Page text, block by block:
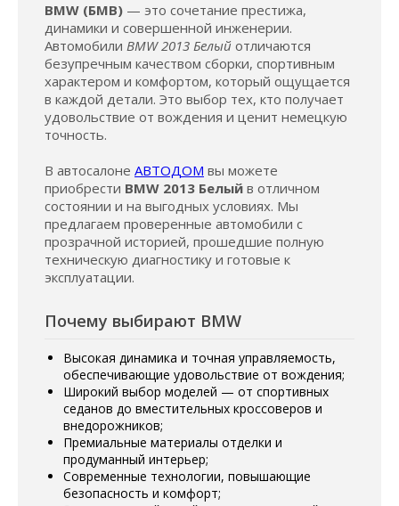
BMW (БМВ) — это сочетание престижа,
динамики и совершенной инженерии.
Автомобили BMW 2013 Белый отличаются
безупречным качеством сборки, спортивным
характером и комфортом, который ощущается
в каждой детали. Это выбор тех, кто получает
удовольствие от вождения и ценит немецкую
точность.
В автосалоне АВТОДОМ вы можете
приобрести BMW 2013 Белый в отличном
состоянии и на выгодных условиях. Мы
предлагаем проверенные автомобили с
прозрачной историей, прошедшие полную
техническую диагностику и готовые к
эксплуатации.
Почему выбирают BMW
Высокая динамика и точная управляемость,
обеспечивающие удовольствие от вождения;
Широкий выбор моделей — от спортивных
седанов до вместительных кроссоверов и
внедорожников;
Премиальные материалы отделки и
продуманный интерьер;
Современные технологии, повышающие
безопасность и комфорт;